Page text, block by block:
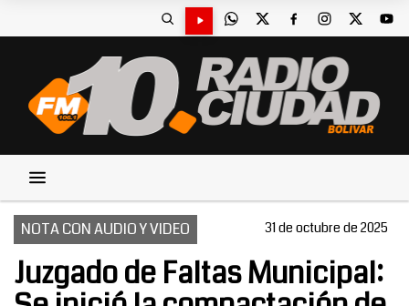
NOTA CON AUDIO Y VIDEO 31 de octubre de 2025
Juzgado de Faltas Municipal: